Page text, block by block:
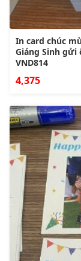
In card chúc
Giáng Sinh gửi
VND814
4,375